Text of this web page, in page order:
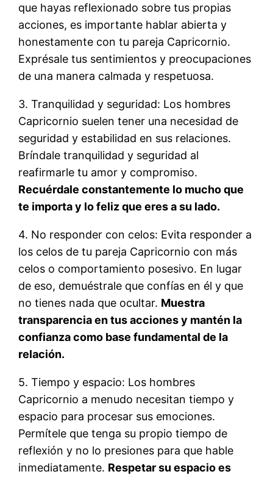
que hayas reflexionado sobre tus propias
acciones, es importante hablar abierta y
honestamente con tu pareja Capricornio.
Exprésale tus sentimientos y preocupaciones
de una manera calmada y respetuosa.
3. Tranquilidad y seguridad: Los hombres
Capricornio suelen tener una necesidad de
seguridad y estabilidad en sus relaciones.
Bríndale tranquilidad y seguridad al
reafirmarle tu amor y compromiso.
Recuérdale constantemente lo mucho que
te importa y lo feliz que eres a su lado.
4. No responder con celos: Evita responder a
los celos de tu pareja Capricornio con más
celos o comportamiento posesivo. En lugar
de eso, demuéstrale que confías en él y que
no tienes nada que ocultar. Muestra
transparencia en tus acciones y mantén la
confianza como base fundamental de la
relación.
5. Tiempo y espacio: Los hombres
Capricornio a menudo necesitan tiempo y
espacio para procesar sus emociones.
Permítele que tenga su propio tiempo de
reflexión y no lo presiones para que hable
inmediatamente. Respetar su espacio es